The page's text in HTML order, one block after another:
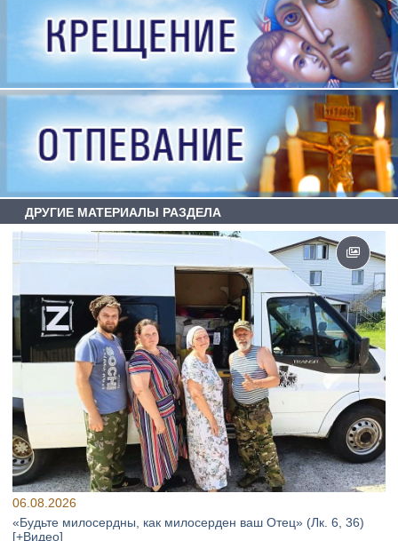
ДРУГИЕ МАТЕРИАЛЫ РАЗДЕЛА
06.08.2026
«Будьте милосердны, как милосерден ваш Отец» (Лк. 6, 36)
[+Видео]